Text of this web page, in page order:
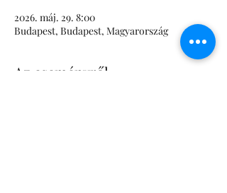
2026. máj. 29. 8:00
Budapest, Budapest, Magyarország
Az eseményről